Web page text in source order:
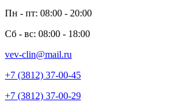
Пн - пт: 08:00 - 20:00
Сб - вс: 08:00 - 18:00
vev-clin@mail.ru
+7 (3812) 37-00-45
+7 (3812) 37-00-29